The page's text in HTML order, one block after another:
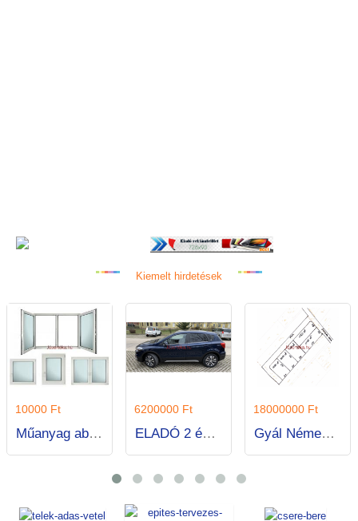
Kiemelt hirdetések
10000 Ft
Műanyag ablakok nagyon jó áron, jó minőségű, kiváló hő és hangszigetelő egyenesen a gyártótól.
6200000 Ft
ELADÓ 2 éves SUZUKI SX4 S-CROSS GLX
18000000 Ft
Gyál Némediszőllő, Újvilág u. új parcellázású területén, építési telkek eladók! Tel: 70/5978024